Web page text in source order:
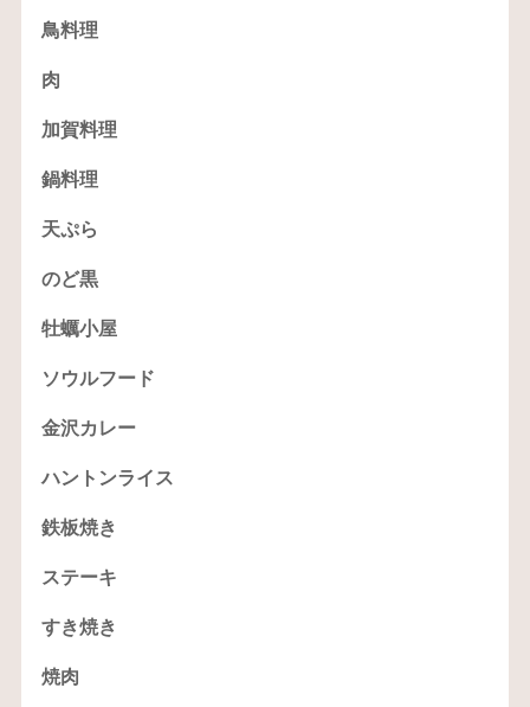
鳥料理
肉
加賀料理
鍋料理
天ぷら
のど黒
牡蠣小屋
ソウルフード
金沢カレー
ハントンライス
鉄板焼き
ステーキ
すき焼き
焼肉